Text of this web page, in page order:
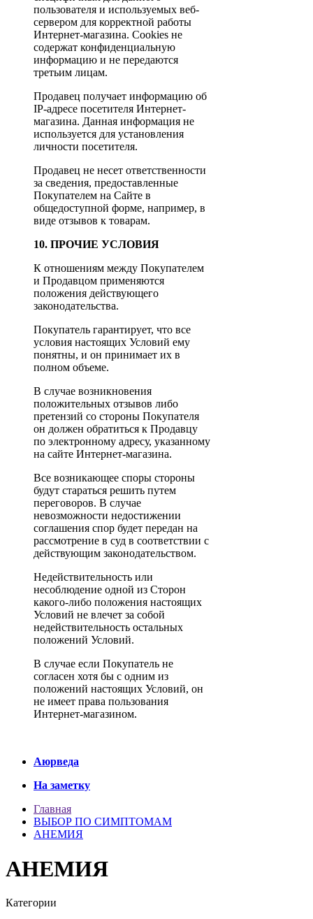
пользователя и используемых веб-
сервером для корректной работы
Интернет-магазина. Cookies не
содержат конфиденциальную
информацию и не передаются
третьим лицам.
Продавец получает информацию об
IP-адресе посетителя Интернет-
магазина. Данная информация не
используется для установления
личности посетителя.
Продавец не несет ответственности
за сведения, предоставленные
Покупателем на Сайте в
общедоступной форме, например, в
виде отзывов к товарам.
10. ПРОЧИЕ УСЛОВИЯ
К отношениям между Покупателем
и Продавцом применяются
положения действующего
законодательства.
Покупатель гарантирует, что все
условия настоящих Условий ему
понятны, и он принимает их в
полном объеме.
В случае возникновения
положительных отзывов либо
претензий со стороны Покупателя
он должен обратиться к Продавцу
по электронному адресу, указанному
на сайте Интернет-магазина.
Все возникающее споры стороны
будут стараться решить путем
переговоров. В случае
невозможности недостижении
соглашения спор будет передан на
рассмотрение в суд в соответствии с
действующим законодательством.
Недействительность или
несоблюдение одной из Сторон
какого-либо положения настоящих
Условий не влечет за собой
недействительность остальных
положений Условий.
В случае если Покупатель не
согласен хотя бы с одним из
положений настоящих Условий, он
не имеет права пользования
Интернет-магазином.
Аюрведа
На заметку
Главная
ВЫБОР ПО СИМПТОМАМ
АНЕМИЯ
АНЕМИЯ
Категории